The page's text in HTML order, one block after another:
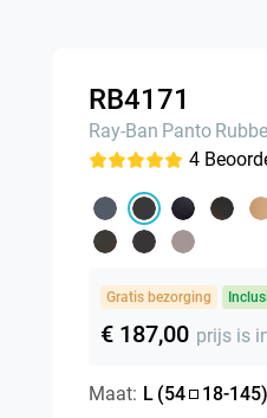
RB4171
Ray-Ban Panto
4
Gratis bezorging
€ 187,00 prijs is
Maat: L (54 18-145)